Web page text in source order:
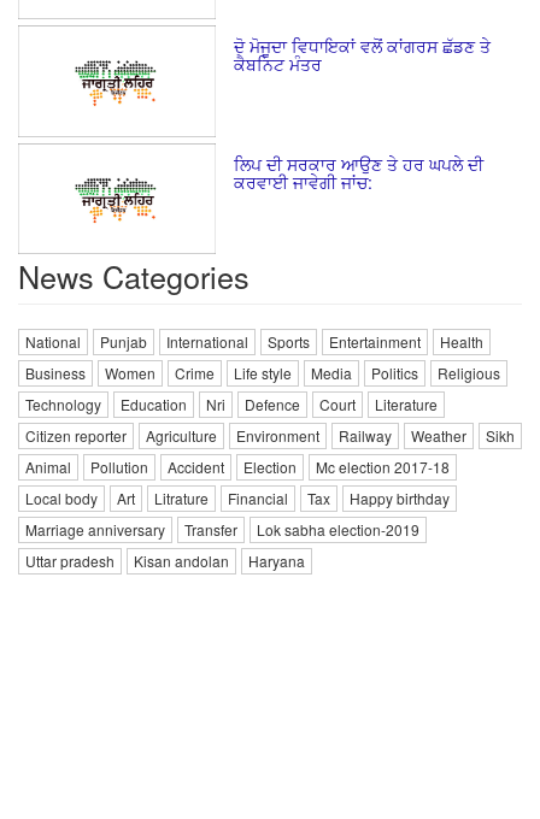
ਦੋ ਮੋਜੂਦਾ ਵਿਧਾਇਕਾਂ ਵਲੋਂ ਕਾਂਗਰਸ ਛੱਡਣ ਤੇ
ਕੈਬਨਿਟ ਮੰਤਰ
ਲਿਪ ਦੀ ਸਰਕਾਰ ਆਉਣ ਤੇ ਹਰ ਘਪਲੇ ਦੀ
ਕਰਵਾਈ ਜਾਵੇਗੀ ਜਾਂਚ:
News Categories
National Punjab International Sports Entertainment
Health
Business
Women Crime Life style Media Politics
Religious
Technology
Education Nri Defence Court
Literature
Citizen reporter
Agriculture Environment Railway Weather
Sikh
Animal
Pollution Accident Election
Mc election 2017-18
Local body
Art Litrature Financial Tax
Happy birthday
Marriage anniversary
Transfer
Lok sabha election-2019
Uttar pradesh
Kisan andolan Haryana